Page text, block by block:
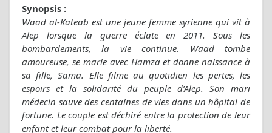
Synopsis :
Waad al-Kateab est une jeune femme syrienne qui vit à
Alep lorsque la guerre éclate en 2011. Sous les
bombardements, la vie continue. Waad tombe
amoureuse, se marie avec Hamza et donne naissance à
sa fille, Sama. Elle filme au quotidien les pertes, les
espoirs et la solidarité du peuple d’Alep. Son mari
médecin sauve des centaines de vies dans un hôpital de
fortune. Le couple est déchiré entre la protection de leur
enfant et leur combat pour la liberté.